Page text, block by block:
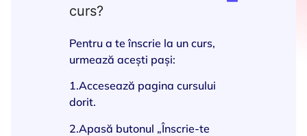
curs?
Pentru a te înscrie la un curs,
urmează acești pași:
1.Accesează pagina cursului
dorit.
2.Apasă butonul „Înscrie-te